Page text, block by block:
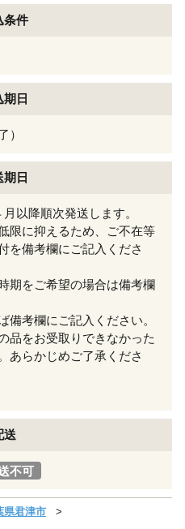
条件
期日
）
期日
以降順次発送します。
限に抑えるため、ご不在等
を備考欄にご記入くださ
期をご希望の場合は備考欄
考欄にご記入ください。
品をお受取りできなかった
あらかじめご了承くださ
送
不可
県君津市